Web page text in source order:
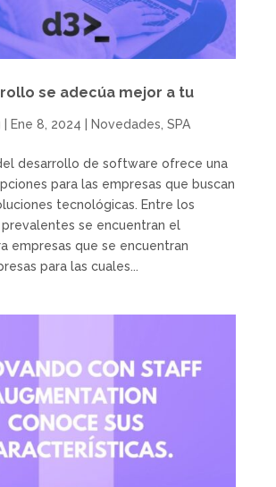
se adecúa mejor a tu
Ene 8, 2024 Novedades SPA
desarrollo de software ofrece una
para las empresas que buscan
tecnológicas. Entre los
se encuentran el
empresas que se encuentran
para las cuales...